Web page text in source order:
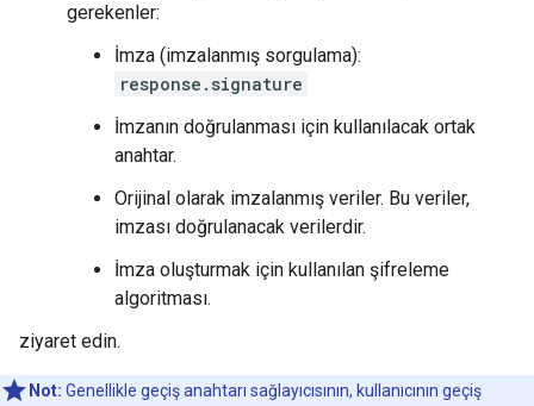
gerekenler:
İmza (imzalanmış sorgulama):
response.signature
İmzanın doğrulanması için kullanılacak ortak
anahtar.
Orijinal olarak imzalanmış veriler. Bu veriler,
imzası doğrulanacak verilerdir.
İmza oluşturmak için kullanılan şifreleme
algoritması.
ziyaret edin.
Not: Genellikle geçiş anahtarı sağlayıcısının, kullanıcının geçiş